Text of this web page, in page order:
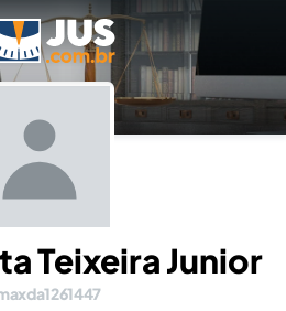
Teixeira Junior